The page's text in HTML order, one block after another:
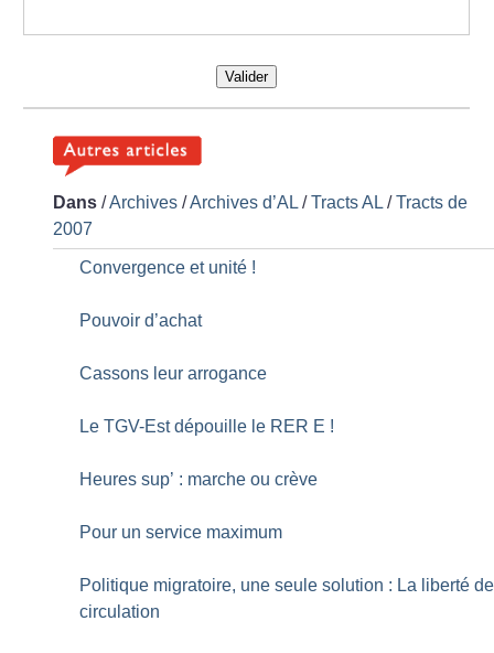
Valider
Dans /Archives /Archives d’AL /Tracts AL /Tracts de
2007
Convergence et unité !
Pouvoir d’achat
Cassons leur arrogance
Le TGV-Est dépouille le RER E !
Heures sup’ : marche ou crève
Pour un service maximum
Politique migratoire, une seule solution : La liberté de
circulation